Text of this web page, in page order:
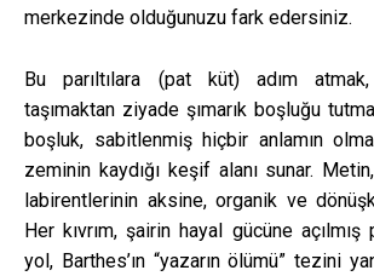
merkezinde olduğunuzu fark edersiniz.
Bu parıltılara (pat küt) adım
taşımaktan ziyade şımarık boşluğu
boşluk, sabitlenmiş hiçbir anlamın
zeminin kaydığı keşif alanı sunar.
labirentlerinin aksine, organik ve
Her kıvrım, şairin hayal gücüne
yol, Barthes’ın “yazarın ölümü” tezini